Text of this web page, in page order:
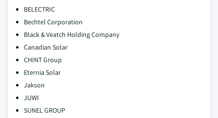
BELECTRIC
Bechtel Corporation
Black & Veatch Holding Company
Canadian Solar
CHINT Group
Eternia Solar
Jakson
JUWI
SUNEL GROUP